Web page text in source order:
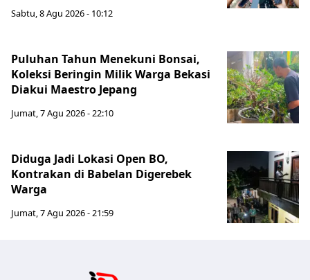
Sabtu, 8 Agu 2026 - 10:12
Puluhan Tahun Menekuni Bonsai,
Koleksi Beringin Milik Warga Bekasi
Diakui Maestro Jepang
Jumat, 7 Agu 2026 - 22:10
Diduga Jadi Lokasi Open BO,
Kontrakan di Babelan Digerebek
Warga
Jumat, 7 Agu 2026 - 21:59